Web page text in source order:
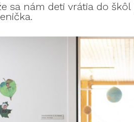
sa nám deti vrátia do